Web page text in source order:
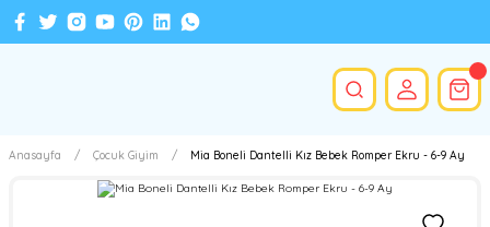
Anasayfa Çocuk Giyim Mia Boneli Dantelli Kız Bebek Romper Ekru - 6-9 Ay